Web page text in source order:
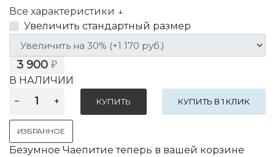
Все характеристики ↓
Увеличить стандартный размер
3 900 ₽
В НАЛИЧИИ
КУПИТЬ В 1 КЛИК
ИЗБРАННОЕ
Безумное Чаепитие теперь в вашей корзине